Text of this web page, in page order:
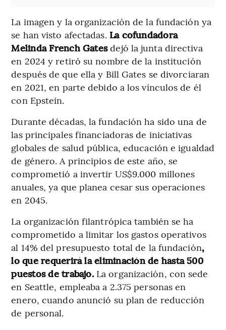
La imagen y la organización de la fundación ya
se han visto afectadas. La cofundadora
Melinda French Gatesdejó la junta directiva
en 2024 y retiró su nombre de la institución
después de que ella y Bill Gates se divorciaran
en 2021, en parte debido a los vínculos de él
con Epstein.
Durante décadas, la fundación ha sido una de
las principales financiadoras de iniciativas
globales de salud pública, educación e igualdad
de género. A principios de este año, se
comprometió a invertir US$9.000 millones
anuales, ya que planea cesar sus operaciones
en 2045.
La organización filantrópica también se ha
comprometido a limitar los gastos operativos
al 14% del presupuesto total de la fundación,
lo que requerirá la eliminación de hasta 500
puestos de trabajo.La organización, con sede
en Seattle, empleaba a 2.375 personas en
enero, cuando anunció su plan de reducción
de personal.